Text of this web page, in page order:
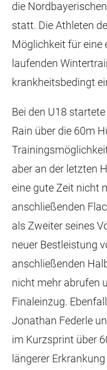
die
statt. Die Athleten
Möglichkeit für
laufenden
krankheitsbedingt
Bei den U18
Rain über die 60m
aber an der letzten
eine gute Zeit nicht
anschließenden
als Zweiter seines
neuer Bestleistung
anschließenden
nicht mehr abrufen
Finaleinzug.
Jonathan Federle
im Kurzsprint über
längerer